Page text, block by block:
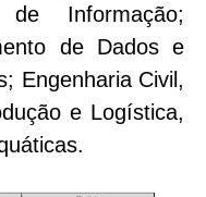
de Informação;
de Dados e
Engenharia Civil,
e Logística,